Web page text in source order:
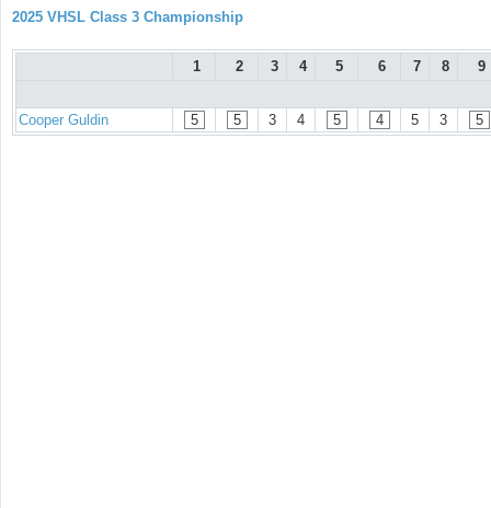
2025 VHSL Class 3 Championship
1 2 3 4 5 6 7 8 9
Cooper Guldin 5 5 3 4 5 4 5 3 5